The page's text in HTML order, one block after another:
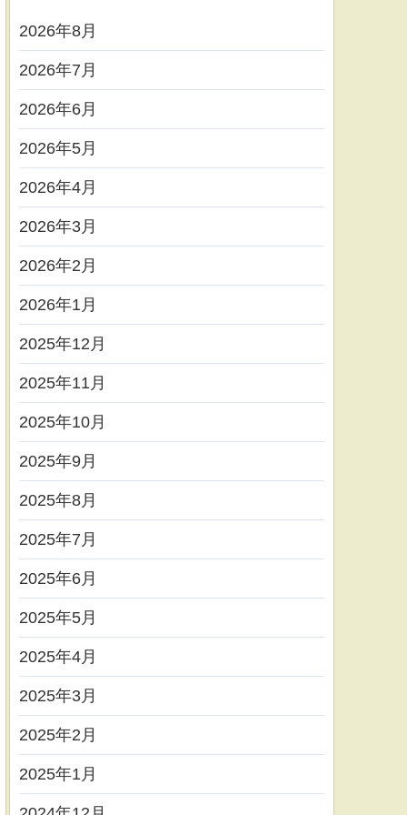
2026年8月
2026年7月
2026年6月
2026年5月
2026年4月
2026年3月
2026年2月
2026年1月
2025年12月
2025年11月
2025年10月
2025年9月
2025年8月
2025年7月
2025年6月
2025年5月
2025年4月
2025年3月
2025年2月
2025年1月